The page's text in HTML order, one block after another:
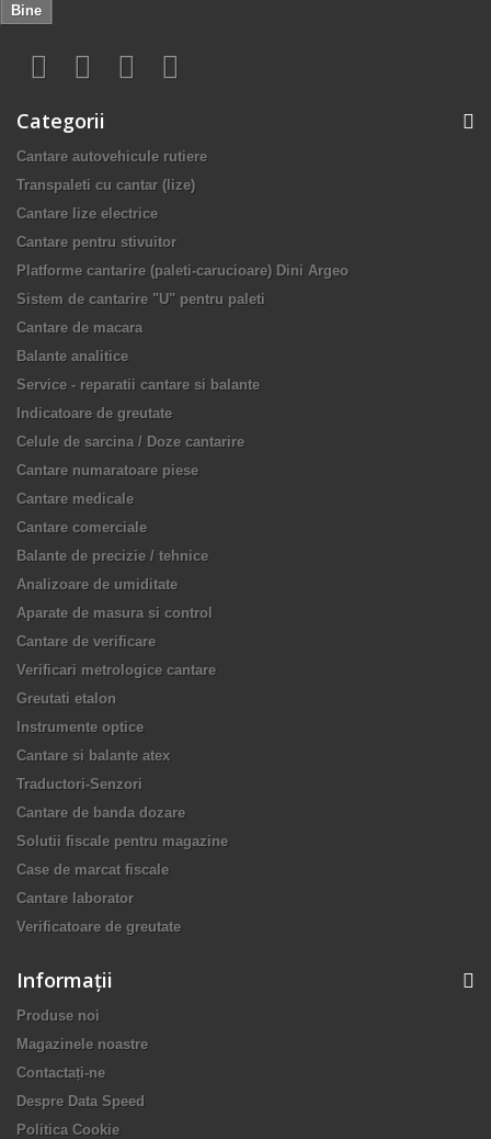
Bine
Categorii
Cantare autovehicule rutiere
Transpaleti cu cantar (lize)
Cantare lize electrice
Cantare pentru stivuitor
Platforme cantarire (paleti-carucioare) Dini Argeo
Sistem de cantarire "U" pentru paleti
Cantare de macara
Balante analitice
Service - reparatii cantare si balante
Indicatoare de greutate
Celule de sarcina / Doze cantarire
Cantare numaratoare piese
Cantare medicale
Cantare comerciale
Balante de precizie / tehnice
Analizoare de umiditate
Aparate de masura si control
Cantare de verificare
Verificari metrologice cantare
Greutati etalon
Instrumente optice
Cantare si balante atex
Traductori-Senzori
Cantare de banda dozare
Solutii fiscale pentru magazine
Case de marcat fiscale
Cantare laborator
Verificatoare de greutate
Informaţii
Produse noi
Magazinele noastre
Contactați-ne
Despre Data Speed
Politica Cookie